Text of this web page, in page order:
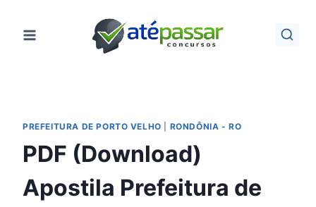
para
PREFEITURA DE PORTO VELHO RONDÔNIA - RO
PDF (Download)
Apostila Prefeitura de